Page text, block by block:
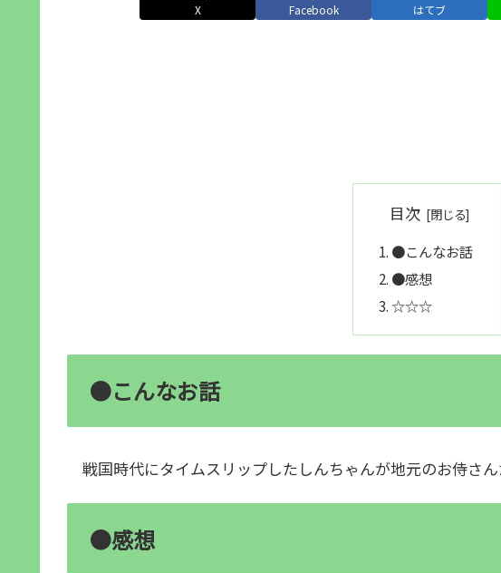
X Facebook はてブ
目次
●こんなお話
●感想
☆☆☆
●こんなお話
戦国時代にタイムスリップしたしんちゃんが地元のお侍さん
●感想